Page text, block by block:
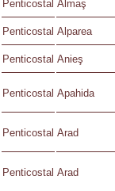
Penticostal Almaş
Penticostal Alparea
Penticostal Anieş
Penticostal Apahida
Penticostal Arad
Penticostal Arad